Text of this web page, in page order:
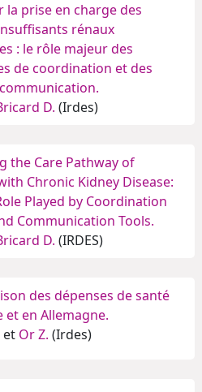
la prise en charge des
rénaux
: le rôle majeur des
de coordination et des
D. (Irdes)
the Care Pathway of
Chronic Kidney Disease:
Played by Coordination
Communication Tools.
D. (IRDES)
des dépenses de santé
et en Allemagne.
et Or Z. (Irdes)